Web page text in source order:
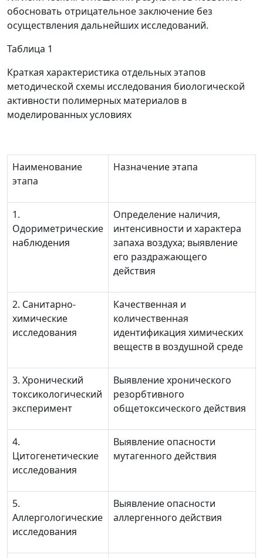
обосновать отрицательное заключение без
осуществления дальнейших исследований.
Таблица 1
Краткая характеристика отдельных этапов
методической схемы исследования биологической
активности полимерных материалов в
моделированных условиях
Наименование
этапа
Назначение этапа
1.
Одориметрические
наблюдения
Определение наличия,
интенсивности и характера
запаха воздуха; выявление
его раздражающего
действия
2. Санитарно-
химические
исследования
Качественная и
количественная
идентификация химических
веществ в воздушной среде
3. Хронический
токсикологический
эксперимент
Выявление хронического
резорбтивного
общетоксического действия
4.
Цитогенетические
исследования
Выявление опасности
мутагенного действия
5.
Аллергологические
исследования
Выявление опасности
аллергенного действия